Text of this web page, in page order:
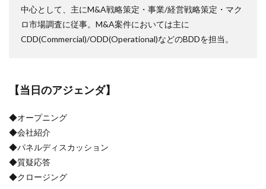
中心として、主にM&A戦略策定・事業/経営戦略策定・マク
ロ市場調査に従事。M&A案件においては主に
CDD(Commercial)/ODD(Operational)などのBDDを担当。
【当日のアジェンダ】
◆オープニング
◆会社紹介
◆パネルディスカッション
◆質疑応答
◆クロージング